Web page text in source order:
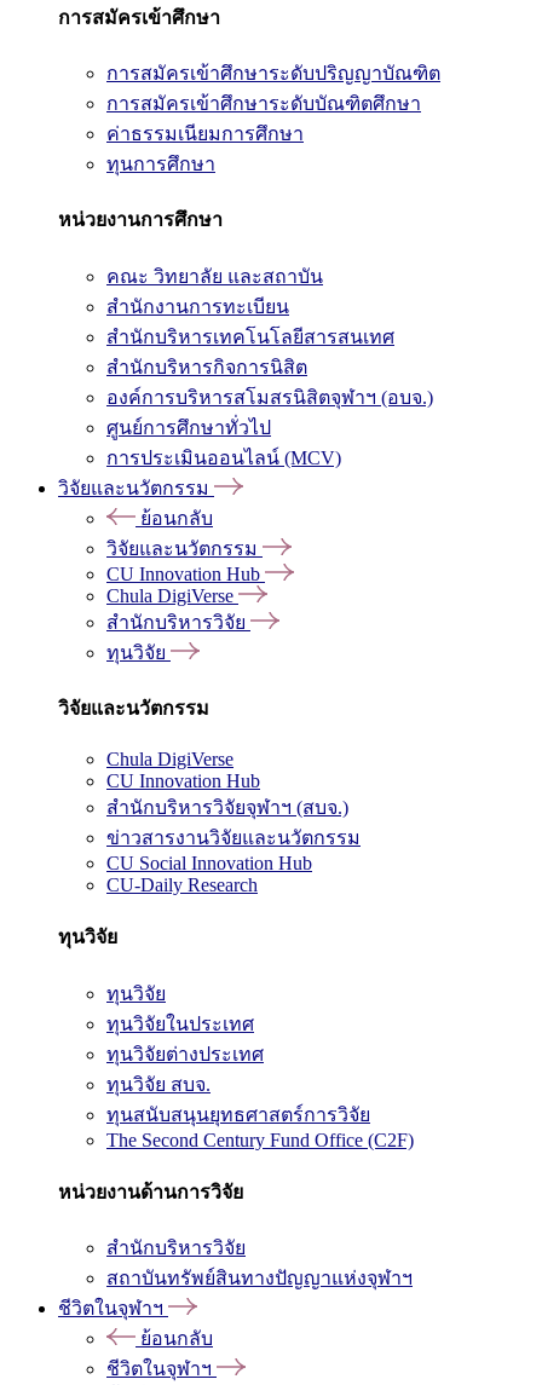
การสมัครเข้าศึกษา
การสมัครเข้าศึกษาระดับปริญญาบัณฑิต
การสมัครเข้าศึกษาระดับบัณฑิตศึกษา
ค่าธรรมเนียมการศึกษา
ทุนการศึกษา
หน่วยงานการศึกษา
คณะ วิทยาลัย และสถาบัน
สำนักงานการทะเบียน
สำนักบริหารเทคโนโลยีสารสนเทศ
สำนักบริหารกิจการนิสิต
องค์การบริหารสโมสรนิสิตจุฬาฯ (อบจ.)
ศูนย์การศึกษาทั่วไป
การประเมินออนไลน์ (MCV)
วิจัยและนวัตกรรม
ย้อนกลับ
วิจัยและนวัตกรรม
CU Innovation Hub
Chula DigiVerse
สำนักบริหารวิจัย
ทุนวิจัย
วิจัยและนวัตกรรม
Chula DigiVerse
CU Innovation Hub
สำนักบริหารวิจัยจุฬาฯ (สบจ.)
ข่าวสารงานวิจัยและนวัตกรรม
CU Social Innovation Hub
CU-Daily Research
ทุนวิจัย
ทุนวิจัย
ทุนวิจัยในประเทศ
ทุนวิจัยต่างประเทศ
ทุนวิจัย สบจ.
ทุนสนับสนุนยุทธศาสตร์การวิจัย
The Second Century Fund Office (C2F)
หน่วยงานด้านการวิจัย
สำนักบริหารวิจัย
สถาบันทรัพย์สินทางปัญญาแห่งจุฬาฯ
ชีวิตในจุฬาฯ
ย้อนกลับ
ชีวิตในจุฬาฯ